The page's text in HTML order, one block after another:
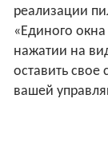
реализации
«Единого
нажатии на
оставить
вашей